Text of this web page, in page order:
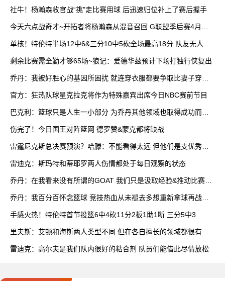
社牛！杨瀚森收官战“挑”走比赛用球 后迅速归位补上了赛后握手
今天六点战奇才~开拓者将杨瀚森从混音召回 G联盟季后赛4月开
单核！特伦特半场12中6&三分10中5砍全场最高18分 队友无人上
剩余比赛需全勤才够65场~狼记：爱德华兹预计下场打独行侠复出
乔丹：我被好胜心的基因所困扰 就连穿衣服都要争取比妻子穿得
官方：狂热队球星克拉克将作为特殊嘉宾出席今日NBC赛前节目
巴克利：篮球只是人生一小部分 为乔丹其他领域也取得成功而自
伤完了！今日国王对阵篮网 德罗赞&蒙克都将缺战
雷霆尼克斯总决赛预演？哈滕：不能看得太远 但他们是支优秀球
雷迪克：斯玛特和蒂耶罗两人伤情都处于每日观察的状态
乔丹：在我看来没有所谓的GOAT 我们只是汲取经验&推动比赛发
乔丹：我百分百怀念篮球 竞技热血从未褪去多想重新拿球再战一
手感火热！特伦特首节投篮6中4砍11分2板1助1断 三分5中3
里夫斯：艾顿和海斯两人类型不同 但在各自擅长的领域都很有效
雷迪克：高尔夫是我们队内很好的粘合剂 队员们能借此尽情放松